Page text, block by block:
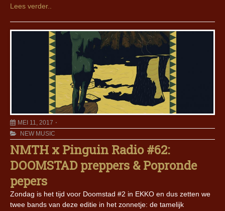
Lees verder..
MEI 11, 2017
NEW MUSIC
NMTH x Pinguin Radio #62:
DOOMSTAD preppers & Popronde
pepers
Zondag is het tijd voor Doomstad #2 in EKKO en dus zetten we
twee bands van deze editie in het zonnetje: de tamelijk